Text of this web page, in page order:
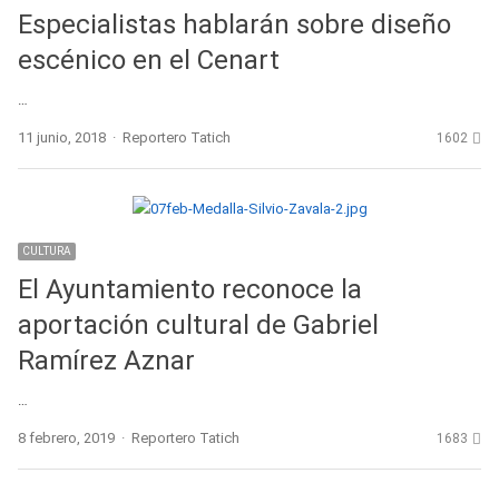
Especialistas hablarán sobre diseño
escénico en el Cenart
…
11 junio, 2018 Author
Reportero Tatich 1602
CULTURA
El Ayuntamiento reconoce la
aportación cultural de Gabriel
Ramírez Aznar
…
8 febrero, 2019 Author
Reportero Tatich 1683